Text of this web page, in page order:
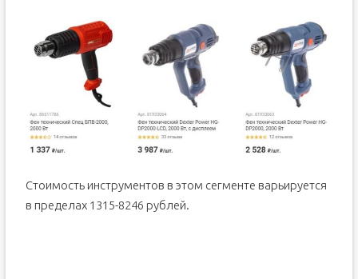
Стоимость инструментов в этом сегменте варьируется
в пределах 1315-8246 рублей.